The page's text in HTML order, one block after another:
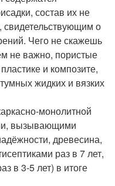
состав их не
свидетельствующим о
Чего не скажешь
не важно, пористые
и композите,
жидких и вязких
монолитной
вызывающими
древесина,
раз в 7 лет,
в 3-5 лет) в итоге